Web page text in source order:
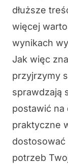
dłuższe
więcej
wynikach
Jak więc
przyjrzymy
sprawdzają
postawić na
praktyczne
dostosować
potrzeb